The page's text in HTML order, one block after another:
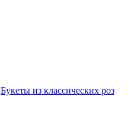
Букеты из классических роз